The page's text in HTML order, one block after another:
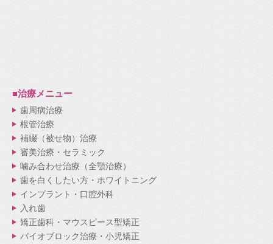
■治療メニュー
歯周病治療
根管治療
補綴（被せ物）治療
審美治療・セラミック
噛み合わせ治療（全顎治療）
歯を白くしたい方・ホワイトニング
インプラント・口腔外科
入れ歯
矯正歯科・マウスピース型矯正
バイオブロック治療・小児矯正